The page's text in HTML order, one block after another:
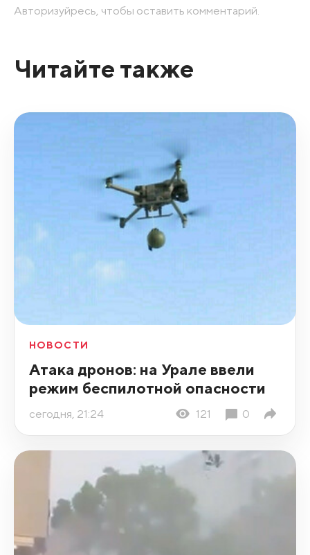
Авторизуйресь, чтобы оставить комментарий.
Читайте также
НОВОСТИ
Атака дронов: на Урале ввели
режим беспилотной опасности
сегодня, 21:24 121 0